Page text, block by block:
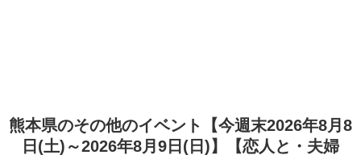
熊本県のその他のイベント【今週末2026年8月8
日(土)～2026年8月9日(日)】【恋人と・夫婦